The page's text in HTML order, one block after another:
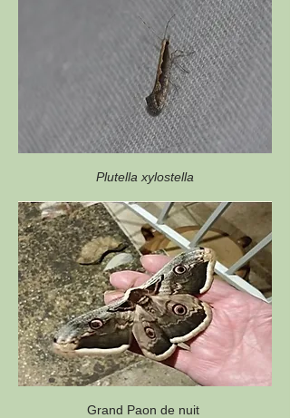
Plutella xylostella
Grand Paon de nuit